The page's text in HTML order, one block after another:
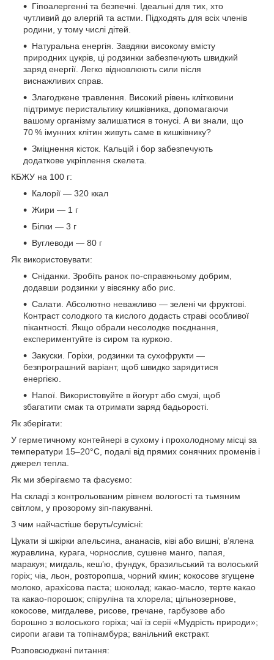
Гіпоалергенні та безпечні. Ідеальні для тих, хто
чутливий до алергій та астми. Підходять для всіх членів
родини, у тому числі дітей.
Натуральна енергія. Завдяки високому вмісту
природних цукрів, ці родзинки забезпечують швидкий
заряд енергії. Легко відновлюють сили після
виснажливих справ.
Злагоджене травлення. Високий рівень клітковини
підтримує перистальтику кишківника, допомагаючи
вашому організму залишатися в тонусі. А ви знали, що
70 % імунних клітин живуть саме в кишківнику?
Зміцнення кісток. Кальцій і бор забезпечують
додаткове укріплення скелета.
КБЖУ на 100 г:
Калорії — 320 ккал
Жири — 1 г
Білки — 3 г
Вуглеводи — 80 г
Як використовувати:
Сніданки. Зробіть ранок по-справжньому добрим,
додавши родзинки у вівсянку або рис.
Салати. Абсолютно неважливо — зелені чи фруктові.
Контраст солодкого та кислого додасть страві особливої
пікантності. Якщо обрали несолодке поєднання,
експериментуйте із сиром та куркою.
Закуски. Горіхи, родзинки та сухофрукти —
безпрограшний варіант, щоб швидко зарядитися
енергією.
Напої. Використовуйте в йогурт або смузі, щоб
збагатити смак та отримати заряд бадьорості.
Як зберігати:
У герметичному контейнері в сухому і прохолодному місці за
температури 15–20°C, подалі від прямих сонячних променів і
джерел тепла.
Як ми зберігаємо та фасуємо:
На складі з контрольованим рівнем вологості та тьмяним
світлом, у прозорому зіп-пакуванні.
З чим найчастіше беруть/cумісні:
Цукати зі шкірки апельсина, ананасів, ківі або вишні; в’ялена
журавлина, курага, чорнослив, сушене манго, папая,
маракуя; мигдаль, кеш’ю, фундук, бразильський та волоський
горіх; чіа, льон, розторопша, чорний кмин; кокосове згущене
молоко, арахісова паста; шоколад; какао-масло, терте какао
та какао-порошок; спіруліна та хлорела; цільнозернове,
кокосове, мигдалеве, рисове, гречане, гарбузове або
борошно з волоського горіха; чаї із серії «Мудрість природи»;
сиропи агави та топінамбура; ванільний екстракт.
Розповсюджені питання: